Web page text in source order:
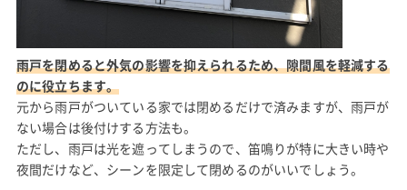
雨戸を閉めると外気の影響を抑えられるため、隙間風を軽減する
のに役立ちます。
元から雨戸がついている家では閉めるだけで済みますが、雨戸が
ない場合は後付けする方法も。
ただし、雨戸は光を遮ってしまうので、笛鳴りが特に大きい時や
夜間だけなど、シーンを限定して閉めるのがいいでしょう。